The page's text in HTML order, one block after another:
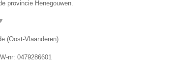
provincie Henegouwen.
(Oost-Vlaanderen)
nr: 0479286601